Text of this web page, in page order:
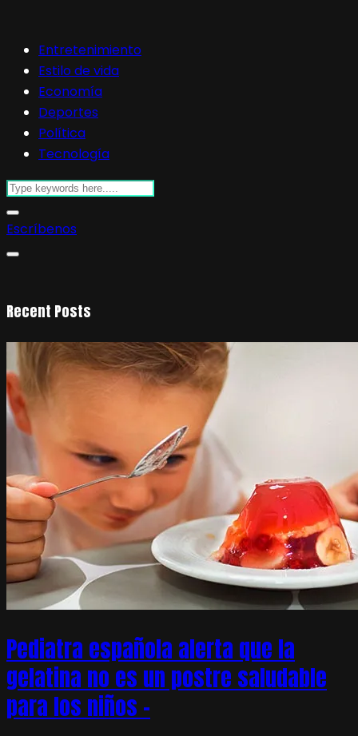
Entretenimiento
Estilo de vida
Economía
Deportes
Política
Tecnología
Escríbenos
Recent Posts
Pediatra española alerta que la
gelatina no es un postre saludable
para los niños –